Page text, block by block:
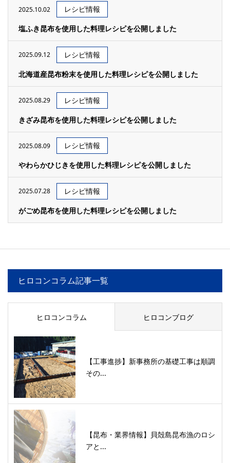
2025.10.02
レシピ情報
塩ふき昆布を使用した料理レシピを公開しました
2025.09.12
レシピ情報
北海道産昆布粉末を使用した料理レシピを公開しました
2025.08.29
レシピ情報
きざみ昆布を使用した料理レシピを公開しました
2025.08.09
レシピ情報
やわらかひじきを使用した料理レシピを公開しました
2025.07.28
レシピ情報
がごめ昆布を使用した料理レシピを公開しました
ヒロコンコラム記事一覧
ヒロコンコラム ヒロコンブログ
【工事進捗】新事務所の基礎工事は順調
その...
【昆布・業界情報】貝殻島昆布漁のロシ
アと...